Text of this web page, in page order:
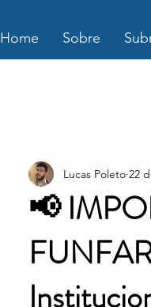
Home Sobre
📢
Lucas Poleto 22